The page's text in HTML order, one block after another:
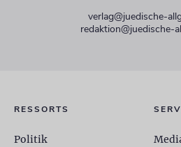
verlag@juedische-
redaktion@juedische-
RESSORTS
Politik